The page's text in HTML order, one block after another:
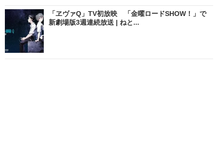
「ヱヴァQ」TV初放映 「金曜ロードSHOW！」で
新劇場版3週連続放送 | ねと...